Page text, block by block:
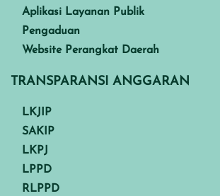
Aplikasi Layanan Publik
Pengaduan
Website Perangkat Daerah
TRANSPARANSI ANGGARAN
LKJIP
SAKIP
LKPJ
LPPD
RLPPD